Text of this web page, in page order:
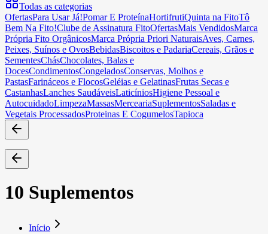
Todas as categorias
OfertasPara Usar Já!Pomar E ProteínaHortifrutiQuinta na FitoTô
Bem Na Fito!Clube de Assinatura FitoOfertasMais VendidosMarca
Própria Fito OrgânicosMarca Própria Priori NaturaisAves, Carnes,
Peixes, Suínos e OvosBebidasBiscoitos e PadariaCereais, Grãos e
SementesChásChocolates, Balas e
DocesCondimentosCongeladosConservas, Molhos e
PastasFarináceos e FlocosGeléias e GelatinasFrutas Secas e
CastanhasLanches SaudáveisLaticíniosHigiene Pessoal e
AutocuidadoLimpezaMassasMerceariaSuplementosSaladas e
Vegetais ProcessadosProteinas E CogumelosTapioca
10 Suplementos
Início